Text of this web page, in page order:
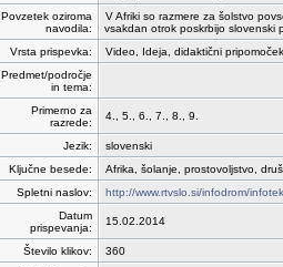
Povzetek oziroma
navodila:
V Afriki so razmere za šolstvo
vsakdan otrok poskrbijo slovenski
Vrsta prispevka:
Video, Ideja, didaktični
Predmet/področje
in tema:
Primerno za
razrede:
4., 5., 6., 7., 8., 9.
Jezik:
slovenski
Ključne besede:
Afrika, šolanje, prostovoljstvo,
Spletni naslov:
http://www.rtvslo.si/infodrom/
Datum
prispevanja:
15.02.2014
Število klikov:
360